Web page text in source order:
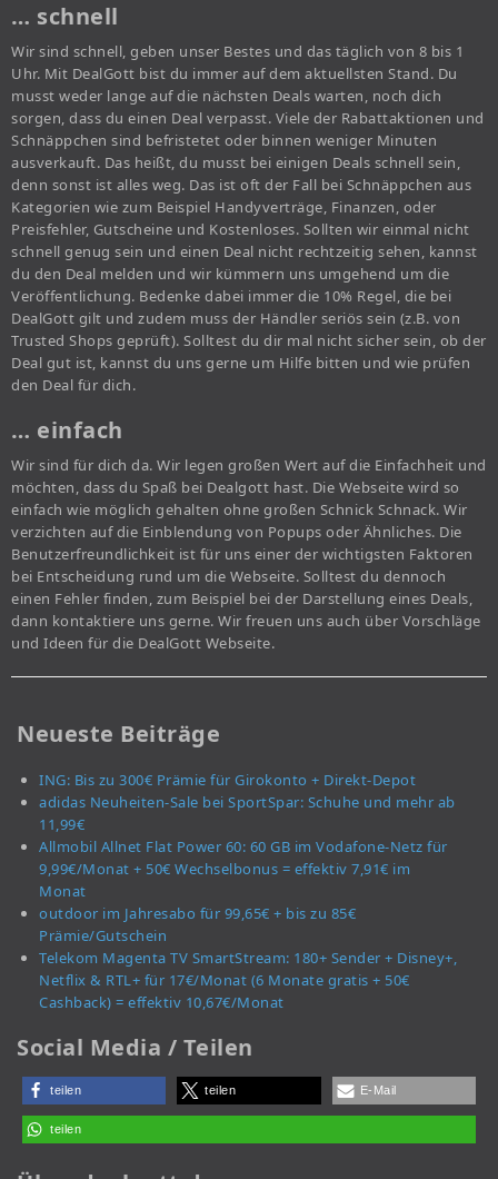
… schnell
Wir sind schnell, geben unser Bestes und das täglich von 8 bis 1
Uhr. Mit DealGott bist du immer auf dem aktuellsten Stand. Du
musst weder lange auf die nächsten Deals warten, noch dich
sorgen, dass du einen Deal verpasst. Viele der Rabattaktionen und
Schnäppchen sind befristetet oder binnen weniger Minuten
ausverkauft. Das heißt, du musst bei einigen Deals schnell sein,
denn sonst ist alles weg. Das ist oft der Fall bei Schnäppchen aus
Kategorien wie zum Beispiel Handyverträge, Finanzen, oder
Preisfehler, Gutscheine und Kostenloses. Sollten wir einmal nicht
schnell genug sein und einen Deal nicht rechtzeitig sehen, kannst
du den Deal melden und wir kümmern uns umgehend um die
Veröffentlichung. Bedenke dabei immer die 10% Regel, die bei
DealGott gilt und zudem muss der Händler seriös sein (z.B. von
Trusted Shops geprüft). Solltest du dir mal nicht sicher sein, ob der
Deal gut ist, kannst du uns gerne um Hilfe bitten und wie prüfen
den Deal für dich.
… einfach
Wir sind für dich da. Wir legen großen Wert auf die Einfachheit und
möchten, dass du Spaß bei Dealgott hast. Die Webseite wird so
einfach wie möglich gehalten ohne großen Schnick Schnack. Wir
verzichten auf die Einblendung von Popups oder Ähnliches. Die
Benutzerfreundlichkeit ist für uns einer der wichtigsten Faktoren
bei Entscheidung rund um die Webseite. Solltest du dennoch
einen Fehler finden, zum Beispiel bei der Darstellung eines Deals,
dann kontaktiere uns gerne. Wir freuen uns auch über Vorschläge
und Ideen für die DealGott Webseite.
Neueste Beiträge
ING: Bis zu 300€ Prämie für Girokonto + Direkt-Depot
adidas Neuheiten-Sale bei SportSpar: Schuhe und mehr ab
11,99€
Allmobil Allnet Flat Power 60: 60 GB im Vodafone-Netz für
9,99€/Monat + 50€ Wechselbonus = effektiv 7,91€ im
Monat
outdoor im Jahresabo für 99,65€ + bis zu 85€
Prämie/Gutschein
Telekom Magenta TV SmartStream: 180+ Sender + Disney+,
Netflix & RTL+ für 17€/Monat (6 Monate gratis + 50€
Cashback) = effektiv 10,67€/Monat
Social Media / Teilen
teilen teilen E-Mail
teilen